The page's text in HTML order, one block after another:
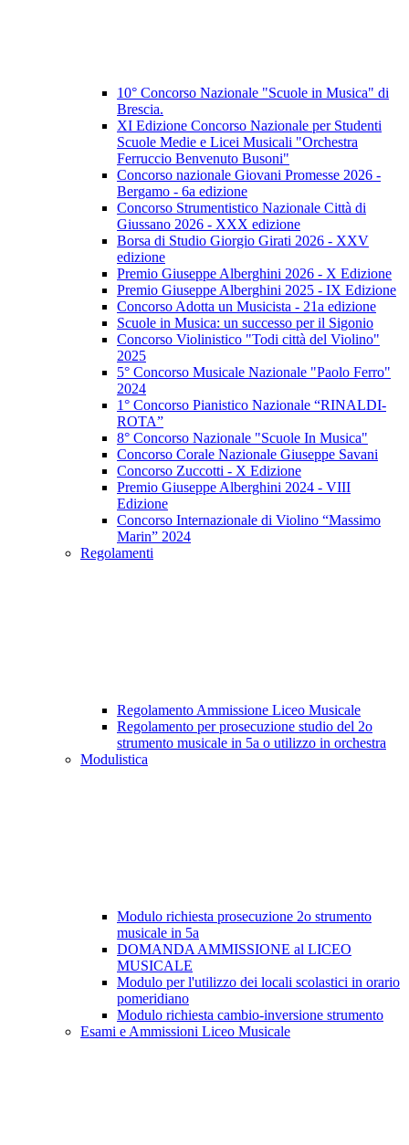
10° Concorso Nazionale "Scuole in Musica" di
Brescia.
XI Edizione Concorso Nazionale per Studenti
Scuole Medie e Licei Musicali "Orchestra
Ferruccio Benvenuto Busoni"
Concorso nazionale Giovani Promesse 2026 -
Bergamo - 6a edizione
Concorso Strumentistico Nazionale Città di
Giussano 2026 - XXX edizione
Borsa di Studio Giorgio Girati 2026 - XXV
edizione
Premio Giuseppe Alberghini 2026 - X Edizione
Premio Giuseppe Alberghini 2025 - IX Edizione
Concorso Adotta un Musicista - 21a edizione
Scuole in Musica: un successo per il Sigonio
Concorso Violinistico "Todi città del Violino"
2025
5° Concorso Musicale Nazionale "Paolo Ferro"
2024
1° Concorso Pianistico Nazionale “RINALDI-
ROTA”
8° Concorso Nazionale​​​​​​​​​​​​​​ "Scuole In Musica"
Concorso Corale Nazionale Giuseppe Savani
Concorso Zuccotti - X Edizione
Premio Giuseppe Alberghini 2024 - VIII
Edizione
Concorso Internazionale di Violino “Massimo
Marin” 2024
Regolamenti
Regolamento Ammissione Liceo Musicale
Regolamento per prosecuzione studio del 2o
strumento musicale in 5a o utilizzo in orchestra
Modulistica
Modulo richiesta prosecuzione 2o strumento
musicale in 5a
DOMANDA AMMISSIONE al LICEO
MUSICALE
Modulo per l'utilizzo dei locali scolastici in orario
pomeridiano
Modulo richiesta cambio-inversione strumento
Esami e Ammissioni Liceo Musicale